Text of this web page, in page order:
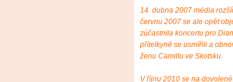
14. dubna 2007 média
červnu 2007 se ale opět
zúčastnila koncertu pro
přítelkyně se usmířili a
ženu Camillu ve Skotsku.
V říjnu 2010 se na